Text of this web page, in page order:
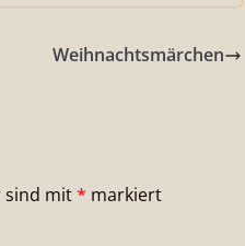
Weihnachtsmärchen
sind mit* markiert